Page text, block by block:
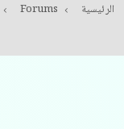
الرئيسية Forums